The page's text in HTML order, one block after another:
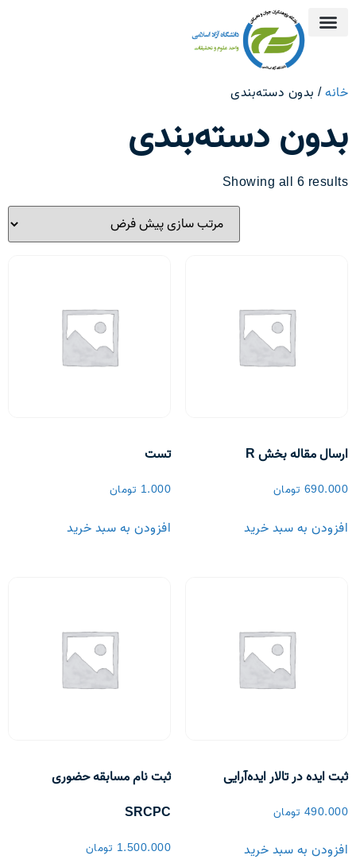
خانه/ بدون دسته‌بندی
بدون دسته‌بندی
Showing all 6 results
ارسال مقاله بخش R
690.000 تومان
افزودن به سبد خرید
تست
1.000 تومان
افزودن به سبد خرید
ثبت ایده در تالار ایده‌آرایی
490.000 تومان
افزودن به سبد خرید
ثبت نام مسابقه حضوری
SRCPC
1.500.000 تومان